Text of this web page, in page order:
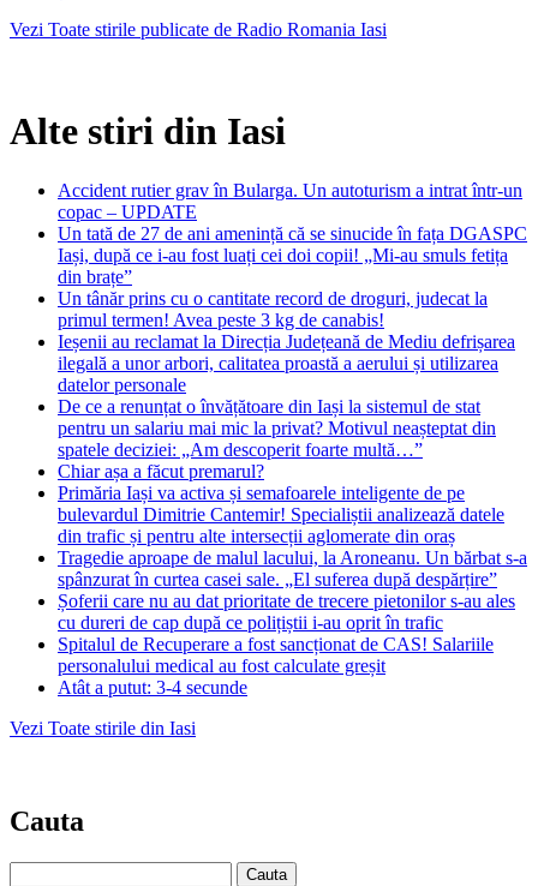
Vezi Toate stirile publicate de Radio Romania Iasi
Alte stiri din Iasi
Accident rutier grav în Bularga. Un autoturism a intrat într-un
copac – UPDATE
Un tată de 27 de ani amenință că se sinucide în fața DGASPC
Iași, după ce i-au fost luați cei doi copii! „Mi-au smuls fetița
din brațe”
Un tânăr prins cu o cantitate record de droguri, judecat la
primul termen! Avea peste 3 kg de canabis!
Ieșenii au reclamat la Direcția Județeană de Mediu defrișarea
ilegală a unor arbori, calitatea proastă a aerului și utilizarea
datelor personale
De ce a renunțat o învățătoare din Iași la sistemul de stat
pentru un salariu mai mic la privat? Motivul neașteptat din
spatele deciziei: „Am descoperit foarte multă…”
Chiar așa a făcut premarul?
Primăria Iași va activa și semafoarele inteligente de pe
bulevardul Dimitrie Cantemir! Specialiștii analizează datele
din trafic și pentru alte intersecții aglomerate din oraș
Tragedie aproape de malul lacului, la Aroneanu. Un bărbat s-a
spânzurat în curtea casei sale. „El suferea după despărțire”
Șoferii care nu au dat prioritate de trecere pietonilor s-au ales
cu dureri de cap după ce polițiștii i-au oprit în trafic
Spitalul de Recuperare a fost sancționat de CAS! Salariile
personalului medical au fost calculate greșit
Atât a putut: 3-4 secunde
Vezi Toate stirile din Iasi
Cauta